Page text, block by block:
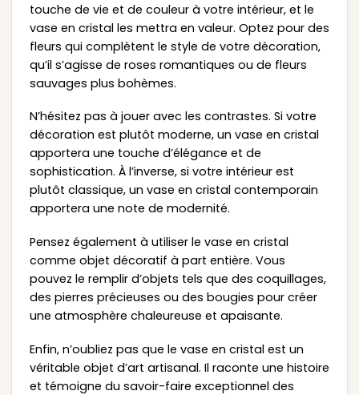
touche de vie et de couleur à votre intérieur, et le
vase en cristal les mettra en valeur. Optez pour des
fleurs qui complètent le style de votre décoration,
qu’il s’agisse de roses romantiques ou de fleurs
sauvages plus bohèmes.
N’hésitez pas à jouer avec les contrastes. Si votre
décoration est plutôt moderne, un vase en cristal
apportera une touche d’élégance et de
sophistication. À l’inverse, si votre intérieur est
plutôt classique, un vase en cristal contemporain
apportera une note de modernité.
Pensez également à utiliser le vase en cristal
comme objet décoratif à part entière. Vous
pouvez le remplir d’objets tels que des coquillages,
des pierres précieuses ou des bougies pour créer
une atmosphère chaleureuse et apaisante.
Enfin, n’oubliez pas que le vase en cristal est un
véritable objet d’art artisanal. Il raconte une histoire
et témoigne du savoir-faire exceptionnel des